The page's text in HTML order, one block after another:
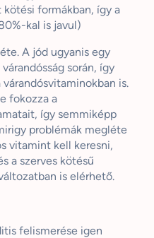
kötési formákban, így a
kal is javul)
A jód ugyanis egy
során, így
is.
fokozza a
így semmiképp
problémák megléte
vitamint kell keresni,
a szerves kötésű
is elérhető.
felismerése igen